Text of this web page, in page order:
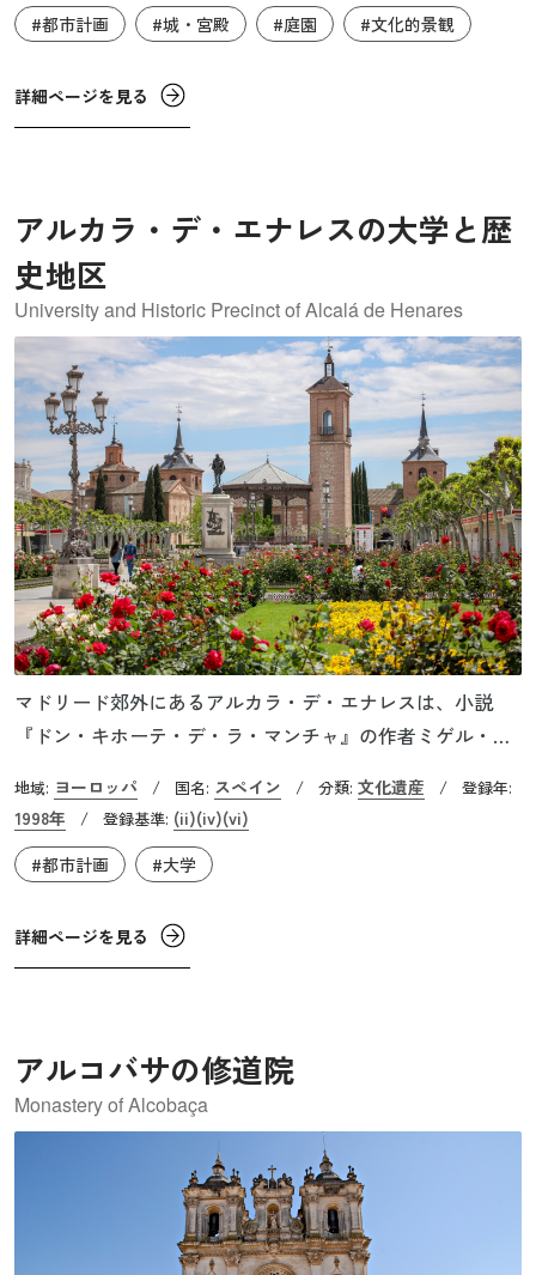
ぜられています。王家の繁栄を今に伝える離宮と庭園はロ
ドリーゴ作曲の『アランフエス協奏曲』によって世界中に
知られました。
#都市計画
#城・宮殿 #庭園 #文化的景観
詳細ページを見る
アルカラ・デ・エナレスの大学と歴
史地区
University and Historic Precinct of Alcalá de Henares
マドリード郊外にあるアルカラ・デ・エナレスは、小説
『ドン・キホーテ・デ・ラ・マンチャ』の作者ミゲル・
は、世界で最初に計画された大学都市です。1508年、カス
ティーリャ王国の摂政を務めたシスネロス枢機卿がキリス
ト教の理想郷を目指し、この地にアルカラ・デ・エナレス
スネロス卿は土地を購入し、大学都市の実現に必要なイン
フラを整備しました。この計画には、大学、寮、病院、印
テンセ大学となりますが、市民が資金を出してこの地に建
物を残し、1977年にアルカラ・デ・エナレス大学として再
開校しました。
地域: ヨーロッパ / 国名: スペイン / 分類: 文化遺産 / 登録年:
1998年 / 登録基準: (ii)(iv)(vi)
#都市計画
#大学
詳細ページを見る
アルコバサの修道院
Monastery of Alcobaça